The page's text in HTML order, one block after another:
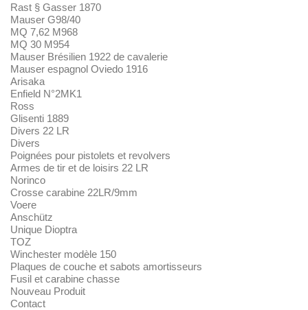
Rast § Gasser 1870
Mauser G98/40
MQ 7,62 M968
MQ 30 M954
Mauser Brésilien 1922 de cavalerie
Mauser espagnol Oviedo 1916
Arisaka
Enfield N°2MK1
Ross
Glisenti 1889
Divers 22 LR
Divers
Poignées pour pistolets et revolvers
Armes de tir et de loisirs 22 LR
Norinco
Crosse carabine 22LR/9mm
Voere
Anschütz
Unique Dioptra
TOZ
Winchester modèle 150
Plaques de couche et sabots amortisseurs
Fusil et carabine chasse
Nouveau Produit
Contact